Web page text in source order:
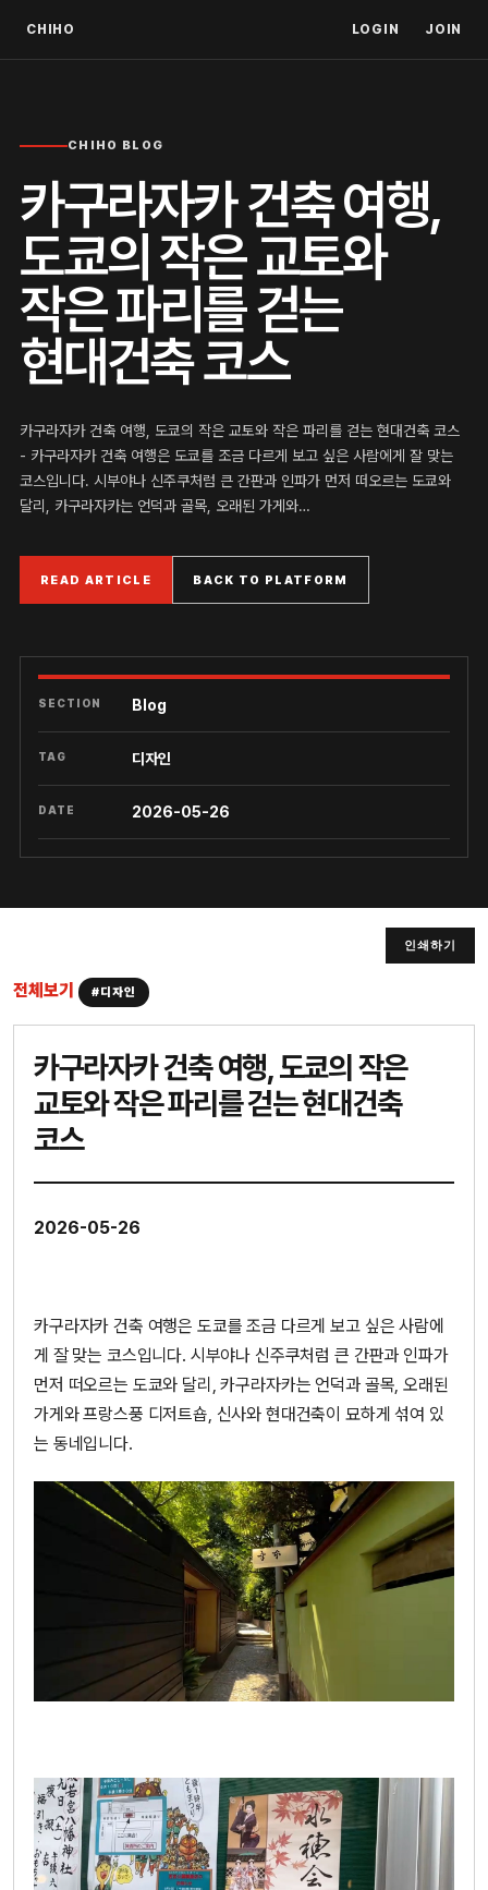
CHIHO LOGIN JOIN
CHIHO BLOG
카구라자카 건축 여행,
도쿄의 작은 교토와
작은 파리를 걷는
현대건축 코스
카구라자카 건축 여행, 도쿄의 작은 교토와 작은 파리를 걷는 현대건축 코스
- 카구라자카 건축 여행은 도쿄를 조금 다르게 보고 싶은 사람에게 잘 맞는
코스입니다. 시부야나 신주쿠처럼 큰 간판과 인파가 먼저 떠오르는 도쿄와
달리, 카구라자카는 언덕과 골목, 오래된 가게와…
READ ARTICLE BACK TO PLATFORM
SECTION Blog
TAG 디자인
DATE 2026-05-26
인쇄하기
전체보기 #디자인
카구라자카 건축 여행, 도쿄의 작은
교토와 작은 파리를 걷는 현대건축
코스
2026-05-26
카구라자카 건축 여행은 도쿄를 조금 다르게 보고 싶은 사람에
게 잘 맞는 코스입니다. 시부야나 신주쿠처럼 큰 간판과 인파가
먼저 떠오르는 도쿄와 달리, 카구라자카는 언덕과 골목, 오래된
가게와 프랑스풍 디저트숍, 신사와 현대건축이 묘하게 섞여 있
는 동네입니다.